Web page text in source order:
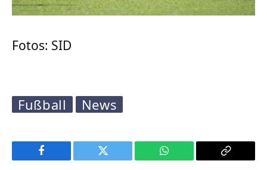
Fotos: SID
Fußball News
Facebook Twitter WhatsApp
Copy